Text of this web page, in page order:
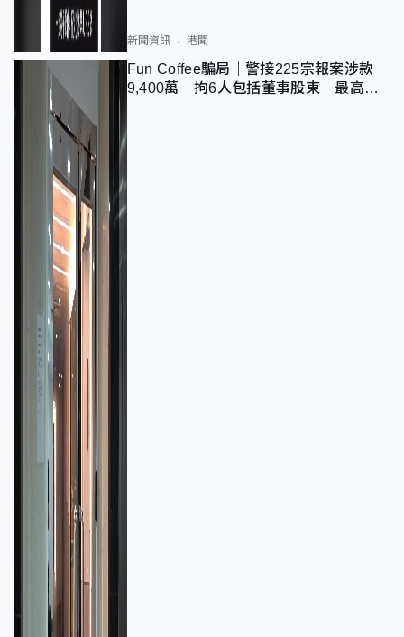
新聞資訊 港聞
Fun Coffee騙局｜警接225宗報案涉款
9,400萬 拘6人包括董事股東 最高金